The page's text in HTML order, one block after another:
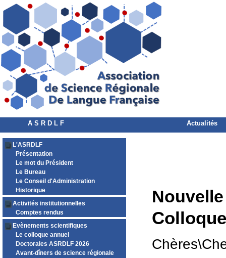
A S R D L F Actualités
L'ASRDLF
Présentation
Le mot du Président
Le Bureau
Le Conseil d'Administration
Historique
Activités institutionnelles
Comptes rendus
Evènements scientifiques
Le colloque annuel
Doctorales ASRDLF 2026
Avant-dîners de science régionale